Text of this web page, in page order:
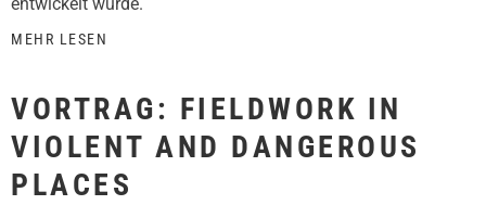
entwickelt wurde.
MEHR LESEN
VORTRAG: FIELDWORK IN
VIOLENT AND DANGEROUS
PLACES